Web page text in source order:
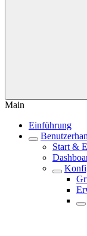
Main
Einführung
Start &